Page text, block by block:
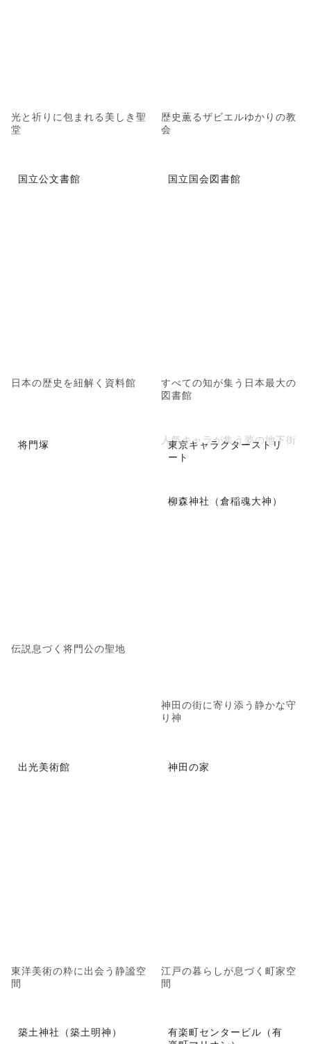
光と祈りに包まれる美しき聖
堂
歴史薫るザビエルゆかりの教
会
国立公文書館
日本の歴史を紐解く資料館
国立国会図書館
すべての知が集う日本最大の
図書館
将門塚
伝説息づく将門公の聖地
東京キャラクターストリ
ート
人気キャラが集う夢の地下街
柳森神社（倉稲魂大神）
神田の街に寄り添う静かな守
り神
出光美術館
東洋美術の粋に出会う静謐空
間
神田の家
江戸の暮らしが息づく町家空
間
築土神社（築土明神）
有楽町センタービル（有